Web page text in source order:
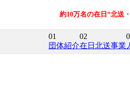
約10万名の在日“北送
01
団体紹介
02
在日北送事業